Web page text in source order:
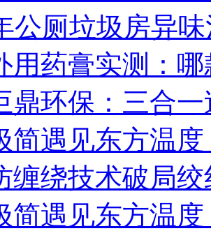
公厕垃圾房异
用药膏实测：
鼎环保：三合
简遇见东方温
缠绕技术破局
简遇见东方温